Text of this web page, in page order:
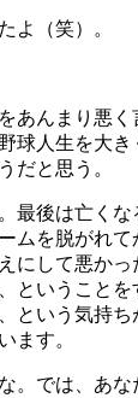
よ（笑）。
あんまり悪く
球人生を大
だと思う。
後は亡くな
ムを脱がれ
にして悪かっ
ということ
という気持ち
ます。
。では、あな